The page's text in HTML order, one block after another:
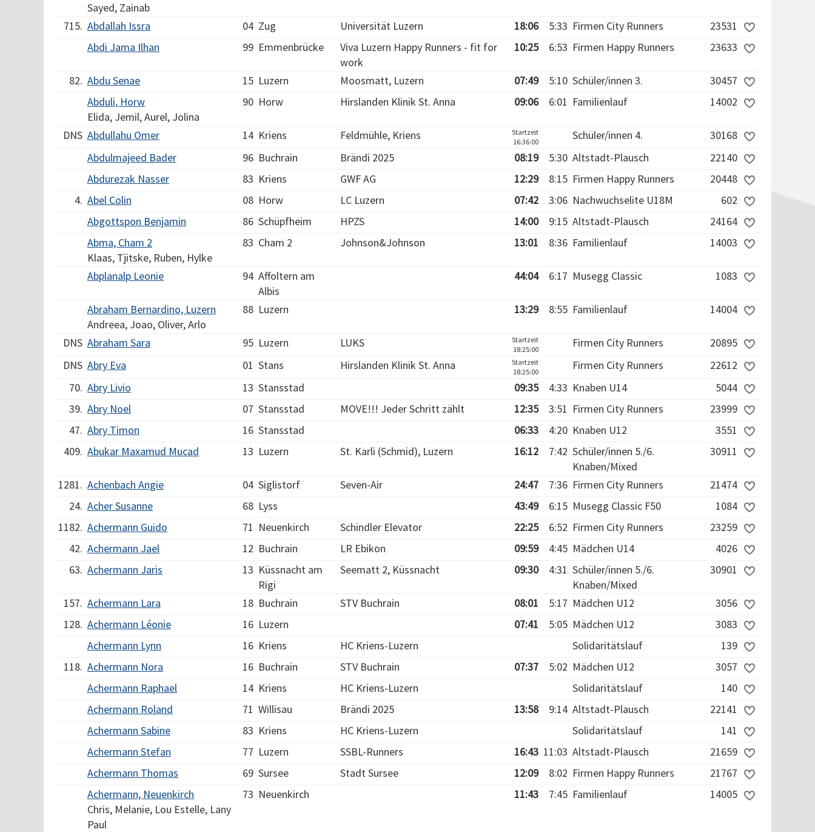
Sayed, Zainab
715. Abdallah Issra 04 Zug Universität Luzern 18:06 5:33 Firmen City Runners
23531
Abdi Jama Ilhan
99 Emmenbrücke
Viva Luzern Happy Runners - fit for
work
10:25 6:53 Firmen Happy Runners 23633
82. Abdu Senae 15 Luzern Moosmatt, Luzern 07:49 5:10 Schüler/innen 3.
30457
Abduli, Horw
Elida, Jemil, Aurel, Jolina
90 Horw Hirslanden Klinik St. Anna 09:06 6:01 Familienlauf 14002
DNS Abdullahu Omer 14 Kriens Feldmühle, Kriens
Startzeit
16:36:00
Schüler/innen 4.
30168
Abdulmajeed Bader
96 Buchrain Brändi 2025 08:19 5:30 Altstadt-Plausch
22140
Abdurezak Nasser
83 Kriens GWF AG 12:29 8:15 Firmen Happy Runners
20448
4. Abel Colin 08 Horw LC Luzern 07:42 3:06 Nachwuchselite U18M
602
Abgottspon Benjamin
86 Schüpfheim HPZS 14:00 9:15 Altstadt-Plausch
24164
Abma, Cham 2
Klaas, Tjitske, Ruben, Hylke
83 Cham 2 Johnson&Johnson 13:01 8:36 Familienlauf 14003
Abplanalp Leonie 94 Affoltern am
Albis
44:04 6:17 Musegg Classic 1083
Abraham Bernardino, Luzern
Andreea, Joao, Oliver, Arlo
88 Luzern 13:29 8:55 Familienlauf 14004
DNS Abraham Sara 95 Luzern LUKS
Startzeit
18:25:00
Firmen City Runners
20895
DNS Abry Eva 01 Stans Hirslanden Klinik St. Anna
Startzeit
18:25:00
Firmen City Runners
22612
70. Abry Livio 13 Stansstad 09:35 4:33 Knaben U14
5044
39. Abry Noel 07 Stansstad MOVE!!! Jeder Schritt zählt 12:35 3:51 Firmen City Runners
23999
47. Abry Timon 16 Stansstad 06:33 4:20 Knaben U12
3551
409. Abukar Maxamud Mucad 13 Luzern St. Karli (Schmid), Luzern 16:12 7:42 Schüler/innen 5./6.
Knaben/Mixed
30911
1281. Achenbach Angie 04 Siglistorf Seven-Air 24:47 7:36 Firmen City Runners
21474
24. Acher Susanne 68 Lyss 43:49 6:15 Musegg Classic F50
1084
1182. Achermann Guido 71 Neuenkirch Schindler Elevator 22:25 6:52 Firmen City Runners
23259
42. Achermann Jael 12 Buchrain LR Ebikon 09:59 4:45 Mädchen U14
4026
63. Achermann Jaris 13 Küssnacht am
Rigi
Seematt 2, Küssnacht 09:30 4:31 Schüler/innen 5./6.
Knaben/Mixed
30901
157. Achermann Lara 18 Buchrain STV Buchrain 08:01 5:17 Mädchen U12
3056
128. Achermann Léonie 16 Luzern 07:41 5:05 Mädchen U12
3083
Achermann Lynn
16 Kriens HC Kriens-Luzern Solidaritätslauf
139
118. Achermann Nora 16 Buchrain STV Buchrain 07:37 5:02 Mädchen U12
3057
Achermann Raphael
14 Kriens HC Kriens-Luzern Solidaritätslauf
140
Achermann Roland
71 Willisau Brändi 2025 13:58 9:14 Altstadt-Plausch
22141
Achermann Sabine
83 Kriens HC Kriens-Luzern Solidaritätslauf
141
Achermann Stefan
77 Luzern SSBL-Runners 16:43 11:03 Altstadt-Plausch
21659
Achermann Thomas
69 Sursee Stadt Sursee 12:09 8:02 Firmen Happy Runners
21767
Achermann, Neuenkirch
Chris, Melanie, Lou Estelle, Lany
Paul
73 Neuenkirch 11:43 7:45 Familienlauf 14005